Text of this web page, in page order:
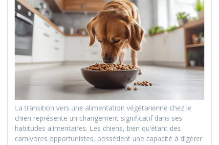
La transition vers une alimentation végétarienne chez le
chien représente un changement significatif dans ses
habitudes alimentaires. Les chiens, bien qu'étant des
carnivores opportunistes, possèdent une capacité à digérer